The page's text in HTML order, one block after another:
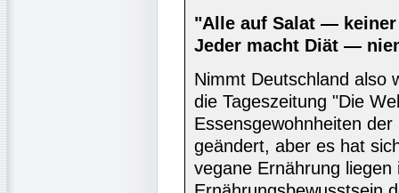
"Alle auf Salat —
Jeder macht Diät —
Nimmt Deutschland also
die Tageszeitung "Die
Essensgewohnheiten
geändert, aber es hat
vegane Ernährung